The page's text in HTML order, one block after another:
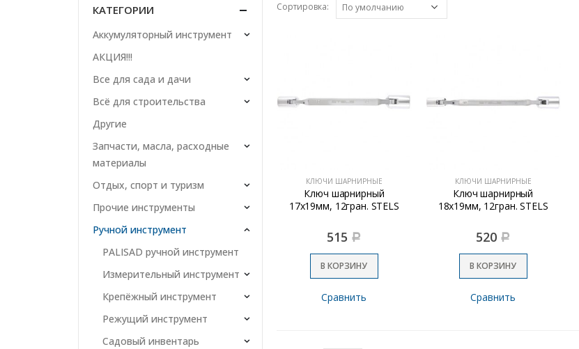
Сортировка:
КЛЮЧИ ШАРНИРНЫЕ
Ключ шарнирный
17х19мм, 12гран. STELS
515 Р
В КОРЗИНУ
Сравнить
КЛЮЧИ ШАРНИРНЫЕ
Ключ шарнирный
18х19мм, 12гран. STELS
520 Р
В КОРЗИНУ
Сравнить
КАТЕГОРИИ
Аккумуляторный инструмент
АКЦИЯ!!!
Все для сада и дачи
Всё для строительства
Другие
Запчасти, масла, расходные
материалы
Отдых, спорт и туризм
Прочие инструменты
Ручной инструмент
PALISAD ручной инструмент
Измерительный инструмент
Крепёжный инструмент
Режущий инструмент
Садовый инвентарь